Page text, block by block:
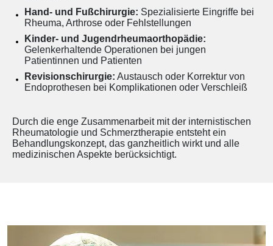
Hand- und Fußchirurgie: Spezialisierte Eingriffe bei
Rheuma, Arthrose oder Fehlstellungen
Kinder- und Jugendrheumaorthopädie:
Gelenkerhaltende Operationen bei jungen
Patientinnen und Patienten
Revisionschirurgie: Austausch oder Korrektur von
Endoprothesen bei Komplikationen oder Verschleiß
Durch die enge Zusammenarbeit mit der internistischen
Rheumatologie und Schmerztherapie entsteht ein
Behandlungskonzept, das ganzheitlich wirkt und alle
medizinischen Aspekte berücksichtigt.